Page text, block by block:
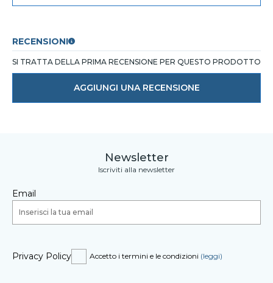
RECENSIONI
SI TRATTA DELLA PRIMA RECENSIONE PER QUESTO PRODOTTO
AGGIUNGI UNA RECENSIONE
Newsletter
Iscriviti alla newsletter
Email
Privacy Policy Accetto i termini e le condizioni (leggi)